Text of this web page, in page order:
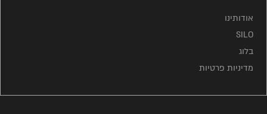
אודותינו
SILO
בלוג
מדיניות פרטיות